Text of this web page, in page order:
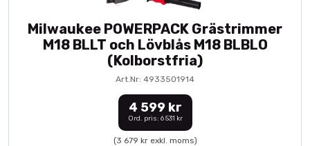
Milwaukee POWERPACK Grästrimmer
M18 BLLT och Lövblås M18 BLBLO
(Kolborstfria)
Art.Nr: 4933501914
4 599 kr
Ord. pris: 6 531 kr
(3 679 kr exkl. moms)